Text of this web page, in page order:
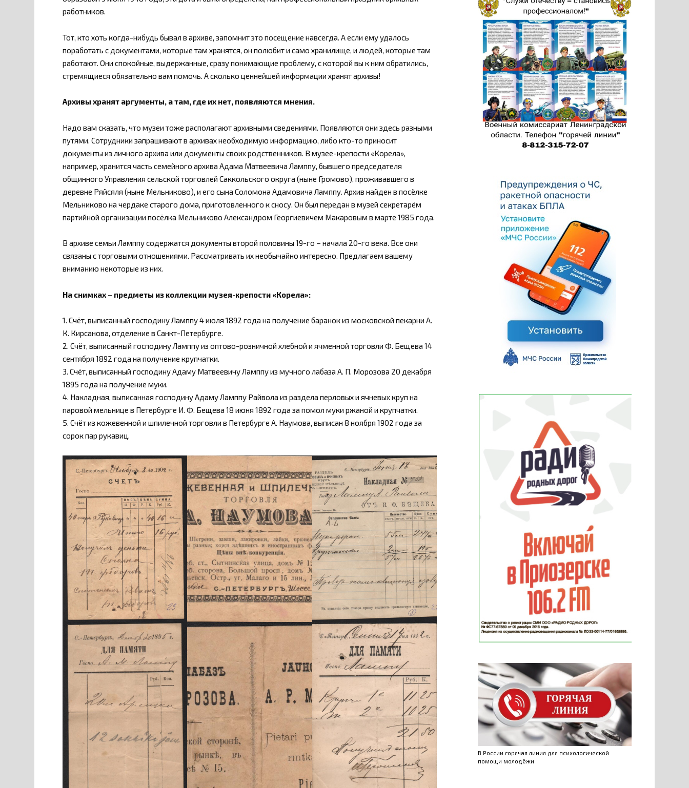
работников.
Тот, кто хоть когда-нибудь бывал в архиве, запомнит это посещение навсегда. А если ему удалось
поработать с документами, которые там хранятся, он полюбит и само хранилище, и людей, которые там
работают. Они спокойные, выдержанные, сразу понимающие проблему, с которой вы к ним обратились,
стремящиеся обязательно вам помочь. А сколько ценнейшей информации хранят архивы!
Архивы хранят аргументы, а там, где их нет, появляются мнения.
Надо вам сказать, что музеи тоже располагают архивными сведениями. Появляются они здесь разными
путями. Сотрудники запрашивают в архивах необходимую информацию, либо кто-то приносит
документы из личного архива или документы своих родственников. В музее-крепости «Корела»,
например, хранится часть семейного архива Адама Матвеевича Ламппу, бывшего председателя
общинного Управления сельской торговлей Саккольского округа (ныне Громово), проживавшего в
деревне Ряйсяля (ныне Мельниково), и его сына Соломона Адамовича Ламппу. Архив найден в посёлке
Мельниково на чердаке старого дома, приготовленного к сносу. Он был передан в музей секретарём
партийной организации посёлка Мельниково Александром Георгиевичем Макаровым в марте 1985 года.
В архиве семьи Ламппу содержатся документы второй половины 19-го – начала 20-го века. Все они
связаны с торговыми отношениями. Рассматривать их необычайно интересно. Предлагаем вашему
вниманию некоторые из них.
На снимках – предметы из коллекции музея-крепости «Корела»:
1. Счёт, выписанный господину Ламппу 4 июля 1892 года на получение баранок из московской пекарни А.
К. Кирсанова, отделение в Санкт-Петербурге.
2. Счёт, выписанный господину Ламппу из оптово-розничной хлебной и ячменной торговли Ф. Бещева 14
сентября 1892 года на получение крупчатки.
3. Счёт, выписанный господину Адаму Матвеевичу Ламппу из мучного лабаза А. П. Морозова 20 декабря
1895 года на получение муки.
4. Накладная, выписанная господину Адаму Ламппу Райвола из раздела перловых и ячневых круп на
паровой мельнице в Петербурге И. Ф. Бещева 18 июня 1892 года за помол муки ржаной и крупчатки.
5. Счёт из кожевенной и шпилечной торговли в Петербурге А. Наумова, выписан 8 ноября 1902 года за
сорок пар рукавиц.
В России горячая линия для психологической
помощи молодёжи